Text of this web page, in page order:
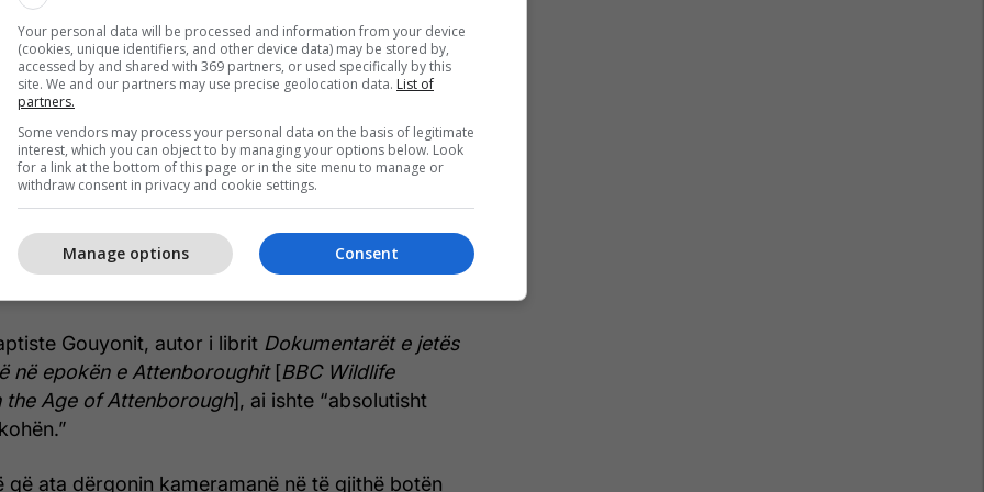
e jetës në një mënyrë që nuk ishte provuar
qelizat e para primitive deri te bimët dhe
sot rreth nesh.”
natyralistin më të shquar televiziv, si edhe si
kulturës britanike.
Gouyonit, autor i librit Dokumentarët e jetës
në epokën e Attenboroughit[BBC Wildlife
the Age of Attenborough], ai ishte “absolutisht
që ata dërgonin kameramanë në të gjithë botën
Your personal data will be processed and information from your device
(cookies, unique identifiers, and other device data) may be stored by,
accessed by and shared with 369 partners, or used specifically by this
site. We and our partners may use precise geolocation data. List of
partners.
Some vendors may process your personal data on the basis of legitimate
interest, which you can object to by managing your options below. Look
for a link at the bottom of this page or in the site menu to manage or
withdraw consent in privacy and cookie settings.
Consent
Manage options